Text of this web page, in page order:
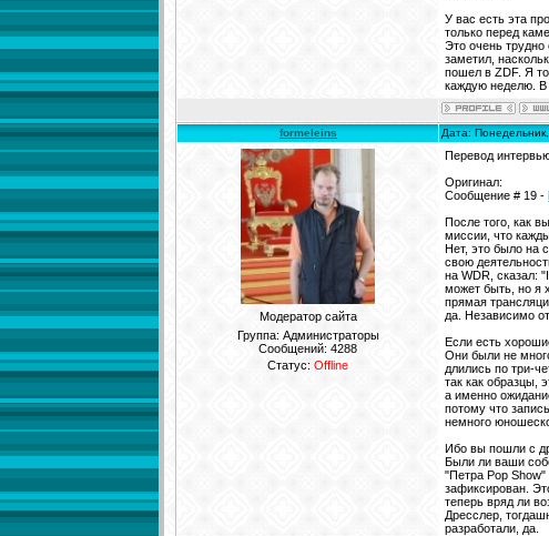
У вас есть эта
только перед
Это очень
заметил,
пошел в ZDF. Я
каждую неделю. В
formeleins Дата:
Модератор сайта
Группа: Администраторы
Сообщений:4288
Статус:Offline
Перевод
Оригинал:
Сообщение # 19 -
После того, как
миссии, что
Нет, это было на
свою
на WDR, сказал:
может быть, но я
прямая
да. Независимо
Если есть
Они были не
длились по три-
так как образцы,
а именно
потому что
немного
Ибо вы пошли с
Были ли ваши
"Петра Pop
зафиксирован.
теперь вряд ли
Дресслер,
разработали, да.